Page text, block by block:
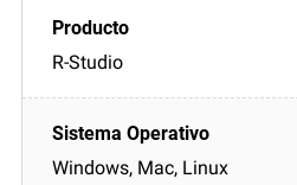
R-Studio
Windows, Mac, Linux